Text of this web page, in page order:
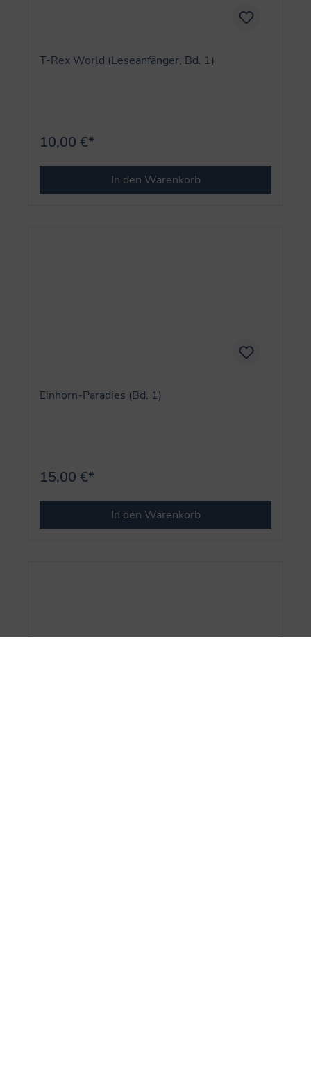
T-Rex World (Leseanfänger, Bd. 1)
10,00 €*
In den Warenkorb
Einhorn-Paradies (Bd. 1)
15,00 €*
In den Warenkorb